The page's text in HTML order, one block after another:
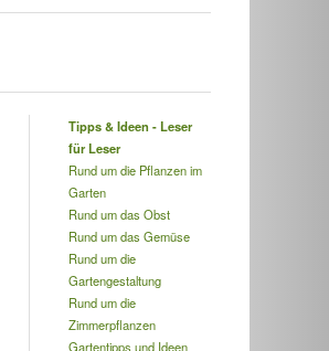
Tipps & Ideen - Leser
für Leser
Rund um die Pflanzen im
Garten
Rund um das Obst
Rund um das Gemüse
Rund um die
Gartengestaltung
Rund um die
Zimmerpflanzen
Gartentipps und Ideen